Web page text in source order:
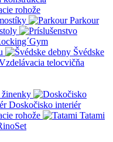
rohože
Parkour
Švédske
Doskočisko interiér
rohože
Tatami